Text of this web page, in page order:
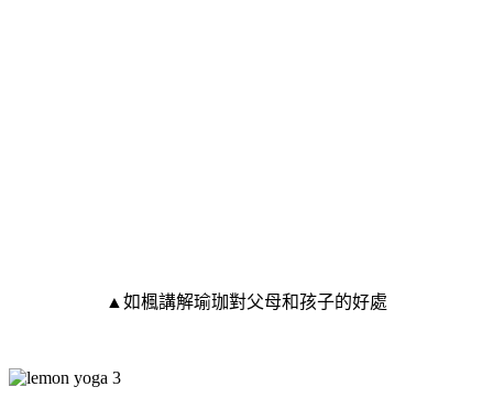
▲如楓講解瑜珈對父母和孩子的好處